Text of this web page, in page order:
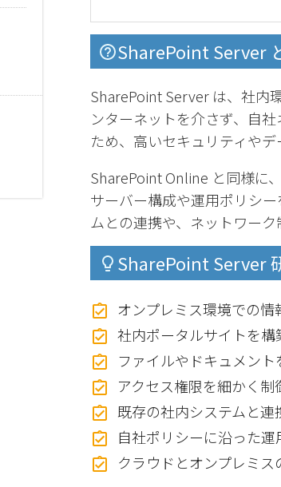
SharePoint Server
SharePoint Server は、社内
ンターネットを介さず、自
ため、高いセキュリティやデ
SharePoint Online と同様に
サーバー構成や運用ポリシ
ムとの連携や、ネットワーク
SharePoint Server
オンプレミス環境での
社内ポータルサイトを
ファイルやドキュメン
アクセス権限を細かく
既存の社内システムと
自社ポリシーに沿った
クラウドとオンプレミ